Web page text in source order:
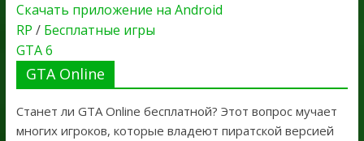
Скачать приложение на Android
RP / Бесплатные игры
GTA 6
GTA Online
Станет ли GTA Online бесплатной? Этот вопрос мучает
многих игроков, которые владеют пиратской версией